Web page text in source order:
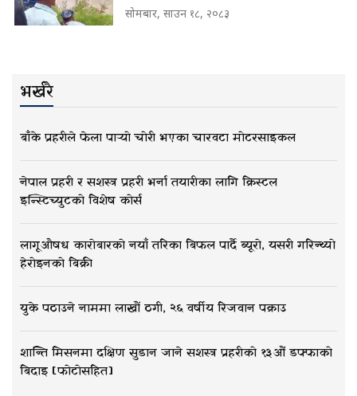
सोमबार, साउन १८, २०८३
भर्खरै
बाँके प्रहरीले फेला पार्‍यो चोरी भएका चारवटा मोटरसाइकल
नेपाल प्रहरी र सशस्त्र प्रहरी भर्ना तयारीका लागि क्रिस्टल
इन्स्टिच्युटको विशेष कोर्स
लागूऔषध कारोबारको नयाँ तरिका बिफल पार्दै ब्यूरो, यसरी गरिन्थ्यो
हेरोइनको बिक्री
युके पठाउने नाममा लाखौं ठगी, २६ वर्षीय रिजवान पक्राउ
शान्ति मिसनमा दक्षिण सुडान जाने सशस्त्र प्रहरीको १३औं डफ्फाको
बिदाइ [फोटोसहित]